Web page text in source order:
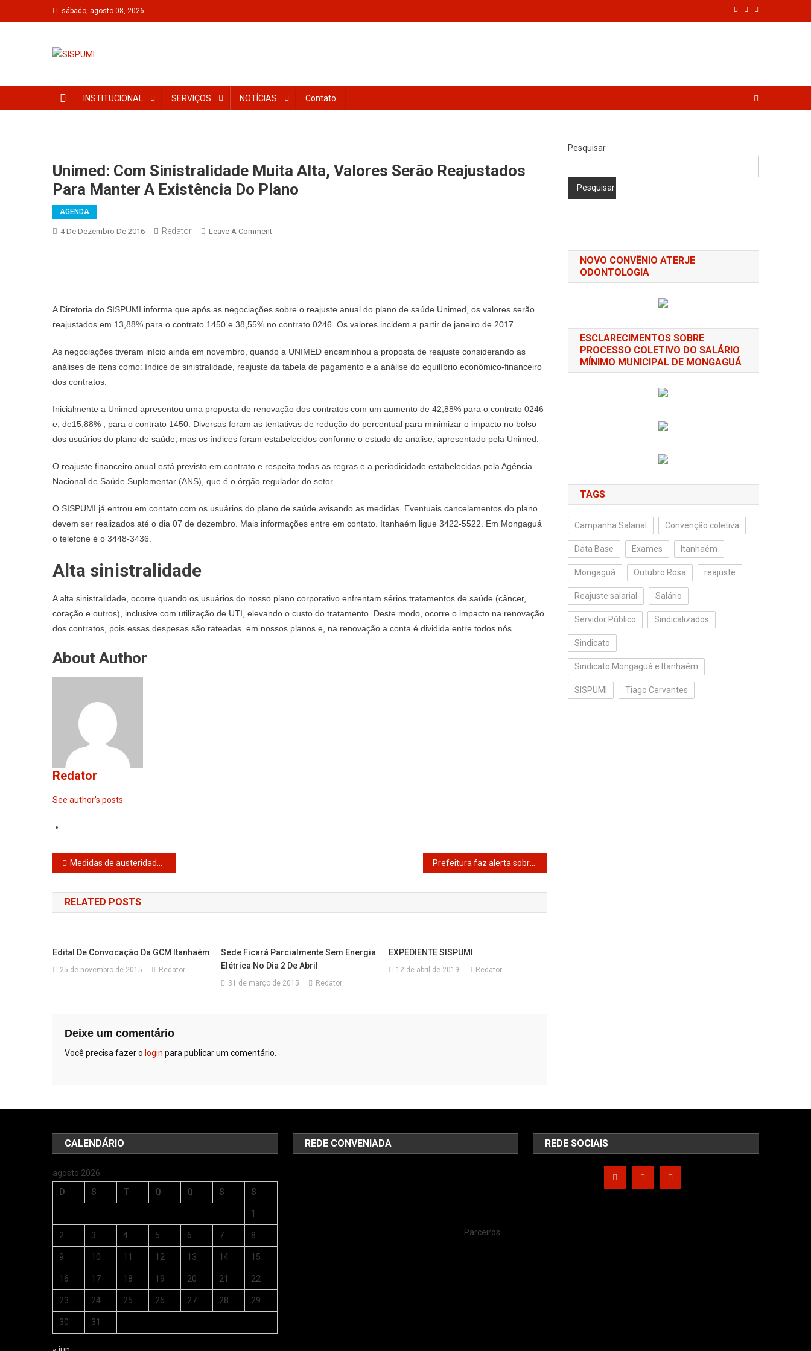
sábado, agosto 08, 2026
INSTITUCIONAL SERVIÇOS NOTÍCIAS Contato
Unimed: Com Sinistralidade Muita Alta, Valores Serão Reajustados
Para Manter A Existência Do Plano
AGENDA
4 De Dezembro De 2016 Redator Leave A Comment
A Diretoria do SISPUMI informa que após as negociações sobre o reajuste anual do plano de saúde Unimed, os valores serão
reajustados em 13,88% para o contrato 1450 e 38,55% no contrato 0246. Os valores incidem a partir de janeiro de 2017.
As negociações tiveram início ainda em novembro, quando a UNIMED encaminhou a proposta de reajuste considerando as
análises de itens como: índice de sinistralidade, reajuste da tabela de pagamento e a análise do equilíbrio econômico-financeiro
dos contratos.
Inicialmente a Unimed apresentou uma proposta de renovação dos contratos com um aumento de 42,88% para o contrato 0246
e, de15,88% , para o contrato 1450. Diversas foram as tentativas de redução do percentual para minimizar o impacto no bolso
dos usuários do plano de saúde, mas os índices foram estabelecidos conforme o estudo de analise, apresentado pela Unimed.
O reajuste financeiro anual está previsto em contrato e respeita todas as regras e a periodicidade estabelecidas pela Agência
Nacional de Saúde Suplementar (ANS), que é o órgão regulador do setor.
O SISPUMI já entrou em contato com os usuários do plano de saúde avisando as medidas. Eventuais cancelamentos do plano
devem ser realizados até o dia 07 de dezembro. Mais informações entre em contato. Itanhaém ligue 3422-5522. Em Mongaguá
o telefone é o 3448-3436.
Alta sinistralidade
A alta sinistralidade, ocorre quando os usuários do nosso plano corporativo enfrentam sérios tratamentos de saúde (câncer,
coração e outros), inclusive com utilização de UTI, elevando o custo do tratamento. Deste modo, ocorre o impacto na renovação
dos contratos, pois essas despesas são rateadas em nossos planos e, na renovação a conta é dividida entre todos nós.
About Author
Redator
See author's posts
Medidas de austeridade fiscal impedem conquistas imediatas
RELATED POSTS
Edital De Convocação Da GCM Itanhaém
25 de novembro de 2015 Redator
Sede Ficará Parcialmente Sem Energia
Elétrica No Dia 2 De Abril
31 de março de 2015 Redator
EXPEDIENTE SISPUMI
12 de abril de 2019 Redator
Deixe um comentário
Você precisa fazer o login para publicar um comentário.
Pesquisar
Pesquisar
NOVO CONVÊNIO ATERJE
ODONTOLOGIA
ESCLARECIMENTOS SOBRE
PROCESSO COLETIVO DO SALÁRIO
MÍNIMO MUNICIPAL DE MONGAGUÁ
TAGS
Campanha Salarial Convenção coletiva
Data Base Exames Itanhaém
Mongaguá Outubro Rosa reajuste
Reajuste salarial Salário
Servidor Público Sindicalizados
Sindicato
Sindicato Mongaguá e Itanhaém
SISPUMI Tiago Cervantes
CALENDÁRIO
agosto 2026
D
S T Q Q S S
1
2 3 4 5 6 7 8
9 10 11 12 13 14 15
16 17 18 19 20 21 22
23 24 25 26 27 28 29
30 31
REDE CONVENIADA
Parceiros
REDE SOCIAIS